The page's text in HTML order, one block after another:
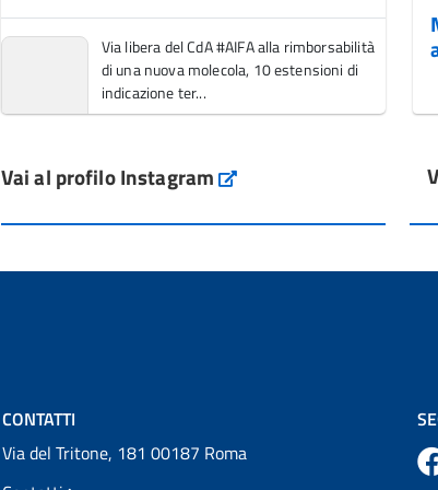
Via libera del CdA #AIFA alla rimborsabilità
di una nuova molecola, 10 estensioni di
indicazione ter...
L'Italia si conferma tra i primi Paesi europei
dal Servi...
Vai al profilo Instagram Instagram
CONTATTI
Via del Tritone, 181 00187 Roma